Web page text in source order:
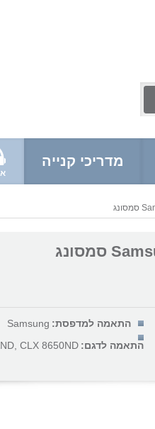
מדריכי קנייה
התאמה למדפסת: Samsung
התאמה לדגם: CLX 8650ND...